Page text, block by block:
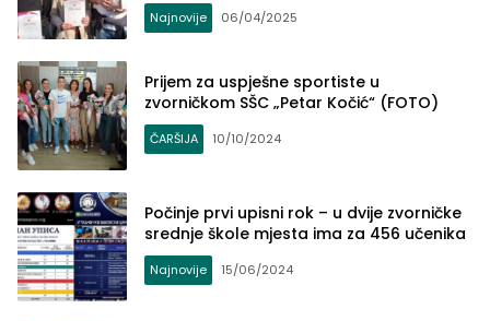
Najnovije 06/04/2025
Prijem za uspješne sportiste u
zvorničkom SŠC „Petar Kočić“ (FOTO)
ČARŠIJA 10/10/2024
Počinje prvi upisni rok – u dvije zvorničke
srednje škole mjesta ima za 456 učenika
Najnovije 15/06/2024